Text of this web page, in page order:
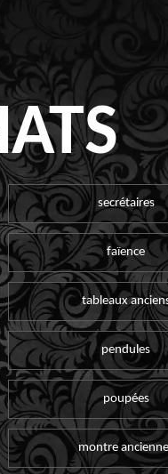
secrétaires
faïence
tableaux
pendules
poupées
montre